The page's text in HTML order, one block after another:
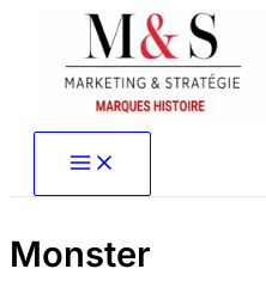
contenu
Monster